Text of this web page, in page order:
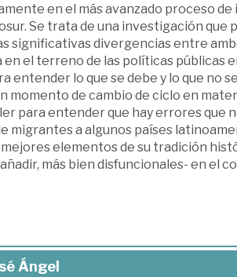
en el más avanzado proceso
Se trata de una investigación que
significativas divergencias entre
el terreno de las políticas públicas
entender lo que se debe y lo que no
de cambio de ciclo en
para entender que hay errores que
migrantes a algunos países
elementos de su tradición
más bien disfuncionales- en el
Ángel